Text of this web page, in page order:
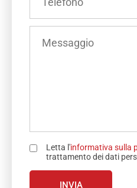
MAIL
(OBBLIGATORIO)
NUMERO
TELEFONO
Letta l'informativa sulla
trattamento dei dati